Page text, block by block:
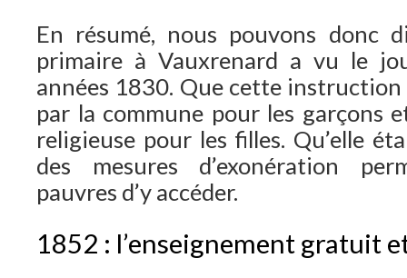
En résumé, nous pouvons donc
primaire à Vauxrenard a vu le
années 1830. Que cette
par la commune pour les garçons
religieuse pour les filles. Qu’elle
des mesures d’exonération
pauvres d’y accéder.
1852 : l’enseignement gratuit